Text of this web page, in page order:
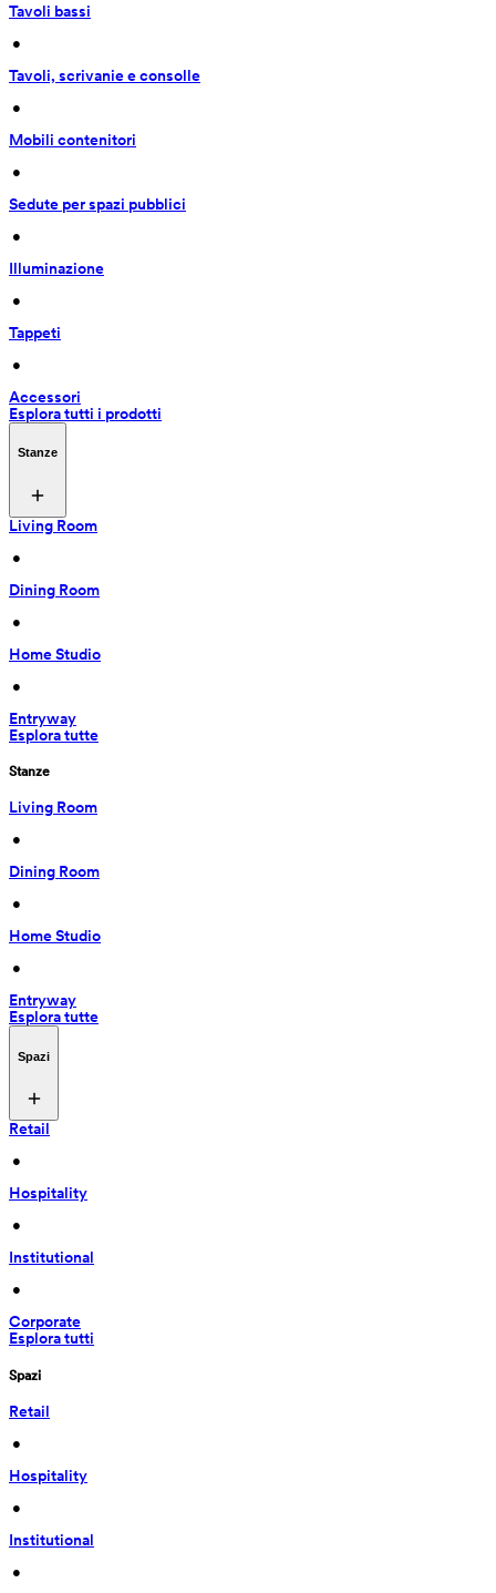
Tavoli bassi
•
Tavoli, scrivanie e consolle
•
Mobili contenitori
•
Sedute per spazi pubblici
•
Illuminazione
•
Tappeti
•
Accessori
Esplora tutti i prodotti
Stanze
Living Room
•
Dining Room
•
Home Studio
•
Entryway
Esplora tutte
Stanze
Living Room
•
Dining Room
•
Home Studio
•
Entryway
Esplora tutte
Spazi
Retail
•
Hospitality
•
Institutional
•
Corporate
Esplora tutti
Spazi
Retail
•
Hospitality
•
Institutional
•